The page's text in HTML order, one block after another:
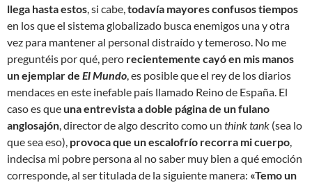
llega hasta estos, si cabe,todavía mayores confusos tiempos
en los que el sistema globalizado busca enemigos una y otra
vez para mantener al personal distraído y temeroso. No me
preguntéis por qué, pero recientemente cayó en mis manos
un ejemplar de El Mundo, es posible que el rey de los diarios
mendaces en este inefable país llamado Reino de España. El
caso es queuna entrevista a doble página de un fulano
anglosajón, director de algo descrito como un think tank (sea lo
que sea eso), provoca que un escalofrío recorra mi cuerpo,
indecisa mi pobre persona al no saber muy bien a qué emoción
corresponde, al ser titulada de la siguiente manera: «Temo un